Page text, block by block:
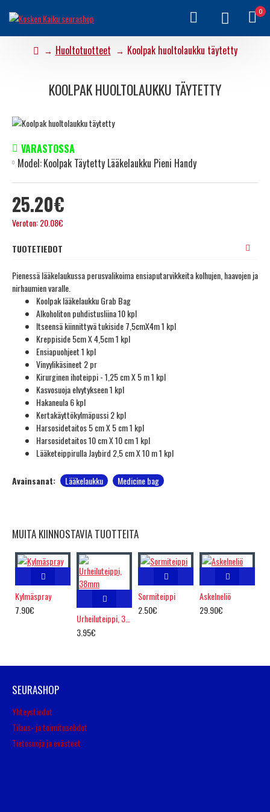
0
Huoltotuotteet Koolpak huoltolaukku täytetty
KOOLPAK HUOLTOLAUKKU TÄYTETTY
25.20€
Veroton: 20.08€
VARASTOSSA
Model:Koolpak Täytetty Lääkelaukku Pieni Handy
TUOTETIEDOT
Pienessä lääkelaukussa perusvalikoima ensiaputarvikkeita kolhujen, haavojen ja
nirhaumien varalle.
Koolpak lääkelaukku Grab Bag
Alkoholiton puhdistusliina 10 kpl
Itseensä kiinnittyvä tukiside 7,5cmX4m 1 kpl
Kreppiside 5cm X 4,5cm 1 kpl
Ensiapuohjeet 1 kpl
Vinyylikäsineet 2 pr
Kirurginen ihoteippi - 1,25 cm X 5 m 1 kpl
Kasvosuoja elvytykseen 1 kpl
Hakaneula 6 kpl
Kertakäyttökylmäpussi 2 kpl
Harsosidetaitos 5 cm X 5 cm 1 kpl
Harsosidetaitos 10 cm X 10 cm 1 kpl
Lääketeippirulla Jaybird 2,5 cm X 10 m 1 kpl
Avainsanat: Lääkelaukku Medicine bag
MUITA KIINNOSTAVIA TUOTTEITA
Kylmäspray
7.90€
Urheiluteippi, 38mm
3.95€
Sormiteippi
2.50€
Askelneliö
29.90€
SEURASHOP
Yhteystiedot
Tilaus- ja toimitusehdot
Tietosuoja ja evästeet